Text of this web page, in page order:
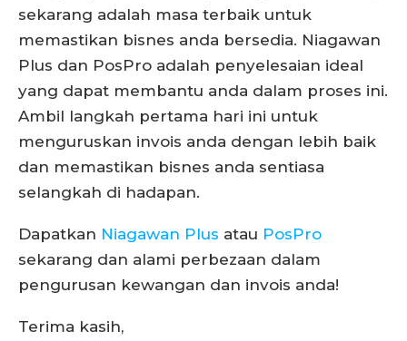
sekarang adalah masa terbaik untuk
memastikan bisnes anda bersedia. Niagawan
Plus dan PosPro adalah penyelesaian ideal
yang dapat membantu anda dalam proses ini.
Ambil langkah pertama hari ini untuk
menguruskan invois anda dengan lebih baik
dan memastikan bisnes anda sentiasa
selangkah di hadapan.
Dapatkan Niagawan Plus atau PosPro
sekarang dan alami perbezaan dalam
pengurusan kewangan dan invois anda!
Terima kasih,